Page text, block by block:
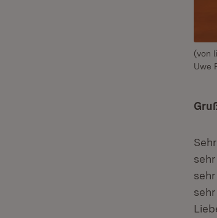
(von
Uwe